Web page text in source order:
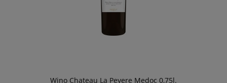
Wino Chateau La Peyere Medoc 0,75l.